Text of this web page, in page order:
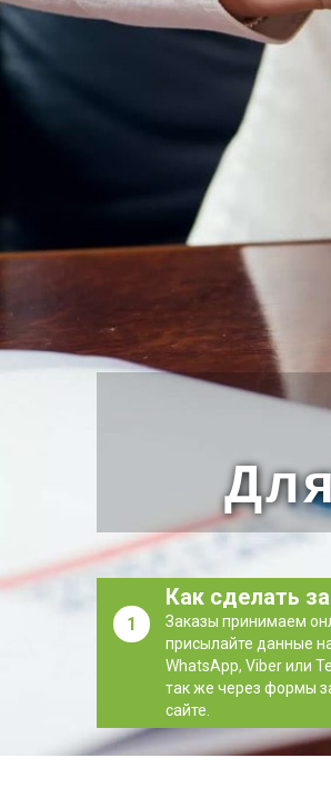
1
Как сделать
Заказы принимаем
присылайте данные
WhatsApp, Viber или
так же через формы
сайте.